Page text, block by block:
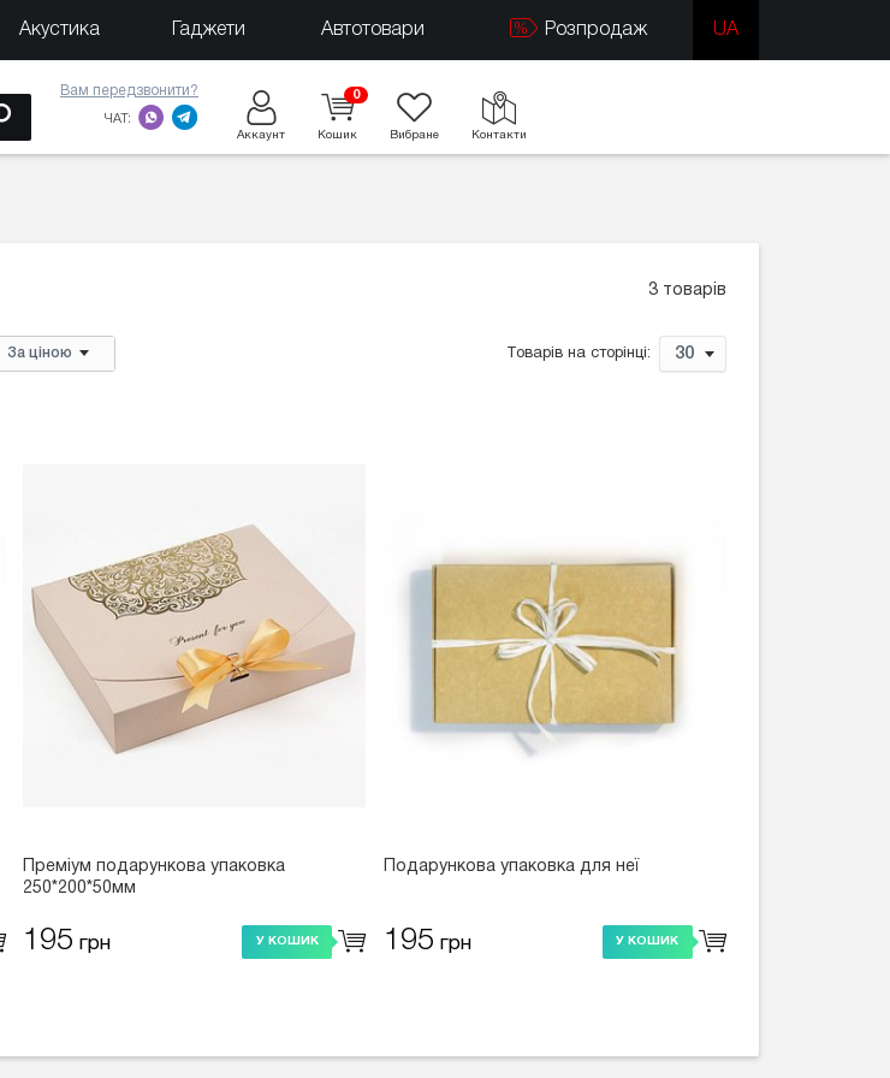
Акустика Гаджети Автотовари Розпродаж UA
Вам передзвонити?
ЧАТ:
Аккаунт
0
Кошик Вибране Контакти
3 товарів
За ціною Товарів на сторінці: 30
Преміум подарункова упаковка
250*200*50мм
195 грн У КОШИК
Подарункова упаковка для неї
195 грн У КОШИК